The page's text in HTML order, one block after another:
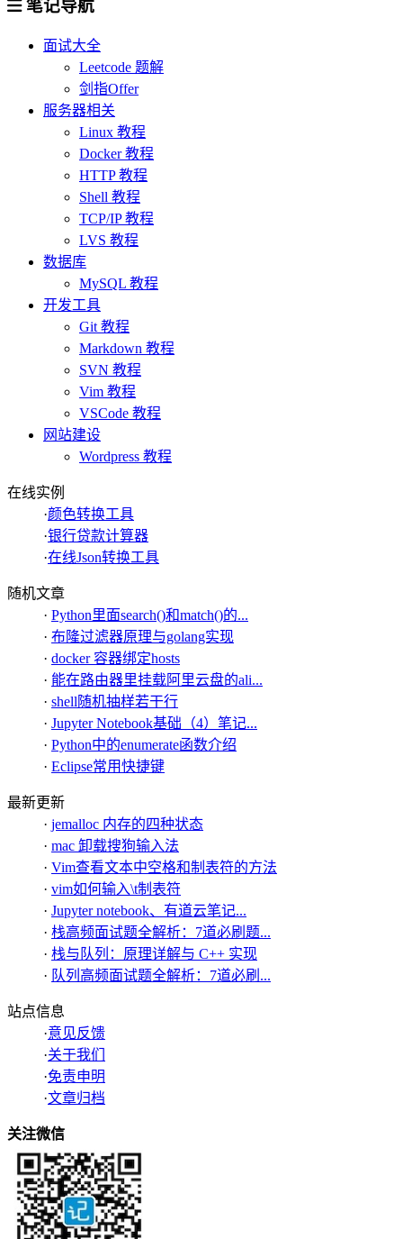
笔记导航
面试大全
Leetcode 题解
剑指Offer
服务器相关
Linux 教程
Docker 教程
HTTP 教程
Shell 教程
TCP/IP 教程
LVS 教程
数据库
MySQL 教程
开发工具
Git 教程
Markdown 教程
SVN 教程
Vim 教程
VSCode 教程
网站建设
Wordpress 教程
在线实例
·颜色转换工具
·银行贷款计算器
·在线Json转换工具
随机文章
· Python里面search()和match()的...
· 布隆过滤器原理与golang实现
· docker 容器绑定hosts
· 能在路由器里挂载阿里云盘的ali...
· shell随机抽样若干行
· Jupyter Notebook基础（4）笔记...
· Python中的enumerate函数介绍
· Eclipse常用快捷键
最新更新
· jemalloc 内存的四种状态
· mac 卸载搜狗输入法
· Vim查看文本中空格和制表符的方法
· vim如何输入\t制表符
· Jupyter notebook、有道云笔记...
· 栈高频面试题全解析：7道必刷题...
· 栈与队列：原理详解与 C++ 实现
· 队列高频面试题全解析：7道必刷...
站点信息
·意见反馈
·关于我们
·免责申明
·文章归档
关注微信